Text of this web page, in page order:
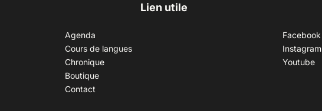
Lien utile
Agenda
Cours de langues
Chronique
Boutique
Contact
Facebook
Instagram
Youtube